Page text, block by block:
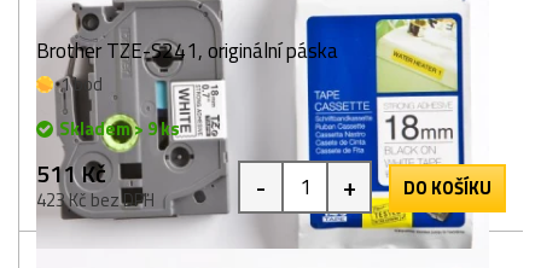
Brother TZE-S241, originální páska
1 bod
Skladem > 9 ks
511 Kč
423 Kč bez DPH - + DO KOŠÍKU